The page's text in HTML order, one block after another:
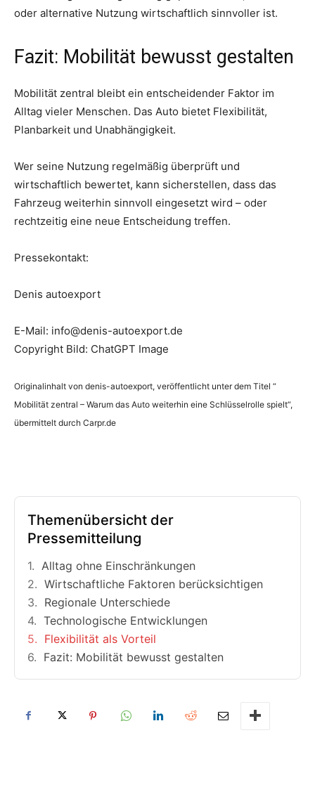
oder alternative Nutzung wirtschaftlich sinnvoller ist.
Fazit: Mobilität bewusst gestalten
Mobilität zentral bleibt ein entscheidender Faktor im
Alltag vieler Menschen. Das Auto bietet Flexibilität,
Planbarkeit und Unabhängigkeit.
Wer seine Nutzung regelmäßig überprüft und
wirtschaftlich bewertet, kann sicherstellen, dass das
Fahrzeug weiterhin sinnvoll eingesetzt wird – oder
rechtzeitig eine neue Entscheidung treffen.
Pressekontakt:
Denis autoexport
E-Mail: info@denis-autoexport.de
Copyright Bild: ChatGPT Image
Originalinhalt von denis-autoexport, veröffentlicht unter dem Titel “
Mobilität zentral – Warum das Auto weiterhin eine Schlüsselrolle spielt“,
übermittelt durch Carpr.de
Themenübersicht der
Pressemitteilung
Alltag ohne Einschränkungen
Wirtschaftliche Faktoren berücksichtigen
Regionale Unterschiede
Technologische Entwicklungen
Flexibilität als Vorteil
Fazit: Mobilität bewusst gestalten